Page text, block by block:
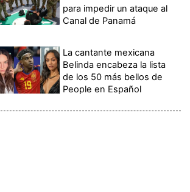
para impedir un ataque al
Canal de Panamá
La cantante mexicana
Belinda encabeza la lista
de los 50 más bellos de
People en Español